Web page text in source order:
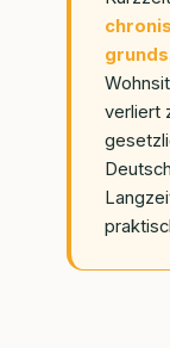
verliert